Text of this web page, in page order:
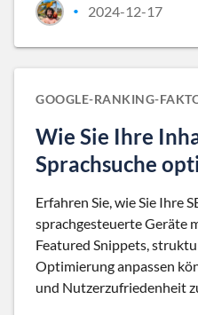
• 2024-12-17
GOOGLE-RANKING-
Wie Sie Ihre
Sprachsuche
Erfahren Sie, wie Sie Ihre
sprachgesteuerte Geräte
Featured Snippets,
Optimierung anpassen
und Nutzerzufriedenheit